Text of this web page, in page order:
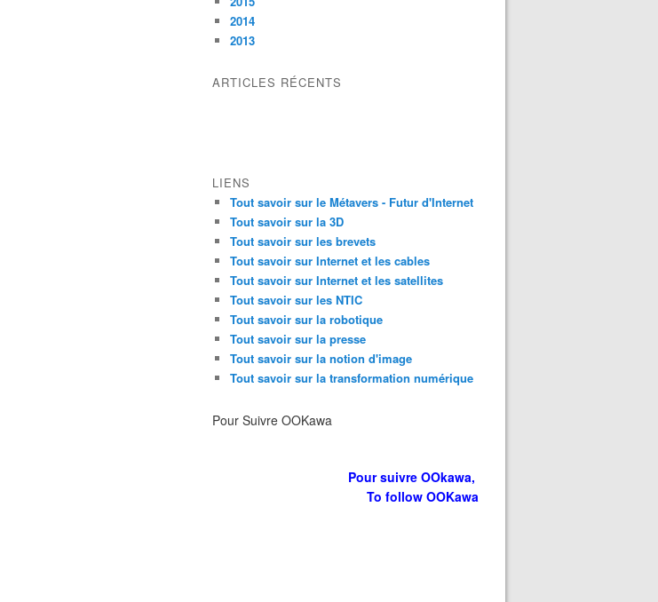
2014
2013
ARTICLES RÉCENTS
LIENS
Tout savoir sur le Métavers - Futur d'Internet
Tout savoir sur la 3D
Tout savoir sur les brevets
Tout savoir sur Internet et les cables
Tout savoir sur Internet et les satellites
Tout savoir sur les NTIC
Tout savoir sur la robotique
Tout savoir sur la presse
Tout savoir sur la notion d'image
Tout savoir sur la transformation numérique
Pour Suivre OOKawa
Pour suivre OOkawa,
To follow OOKawa